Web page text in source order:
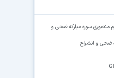
منصوری سوره مبارکه ضحی و
ضحی و انشراح